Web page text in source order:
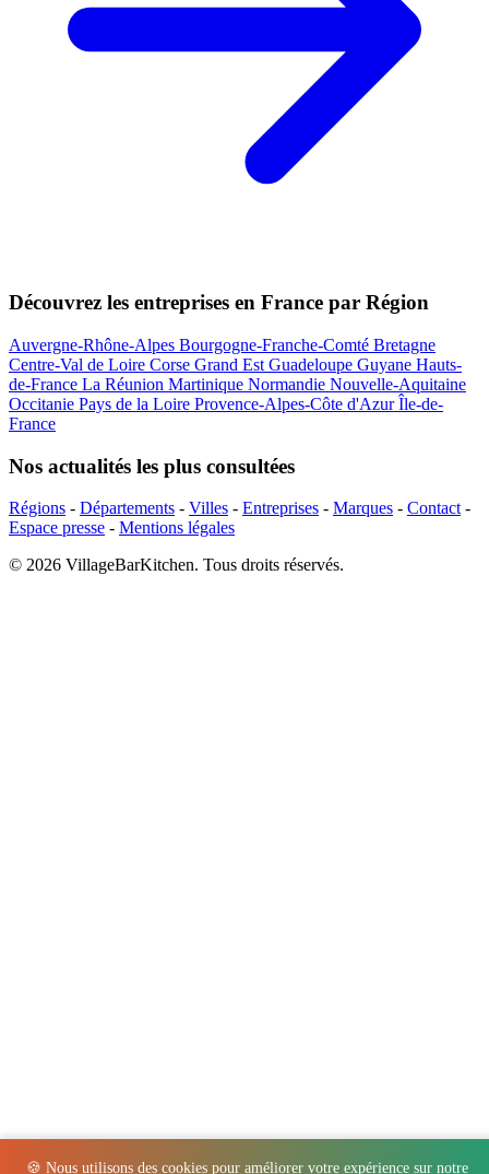
🍪 Nous utilisons des cookies pour améliorer votre expérience sur notre
Découvrez les entreprises en France par Région
Auvergne-Rhône-Alpes Bourgogne-Franche-Comté Bretagne
Centre-Val de Loire Corse Grand Est Guadeloupe Guyane Hauts-
de-France La Réunion Martinique Normandie Nouvelle-Aquitaine
Occitanie Pays de la Loire Provence-Alpes-Côte d'AzurÎle-de-
France
Nos actualités les plus consultées
Régions - Départements - Villes - Entreprises - Marques - Contact -
Espace presse - Mentions légales
© 2026 VillageBarKitchen. Tous droits réservés.